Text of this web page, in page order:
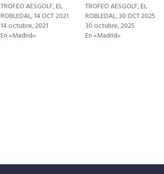
TROFEO AESGOLF, EL
ROBLEDAL, 14 OCT 2021
14 octubre, 2021
En «Madrid»
TROFEO AESGOLF, EL
ROBLEDAL, 30 OCT 2025
30 octubre, 2025
En «Madrid»